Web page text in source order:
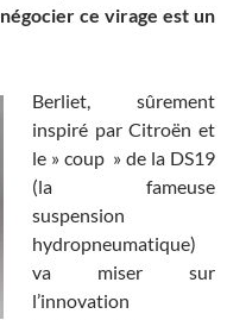
ce virage est un
Berliet, sûrement
inspiré par Citroën et
le » coup » de la DS19
(la fameuse
suspension
hydropneumatique)
va miser sur
l’innovation